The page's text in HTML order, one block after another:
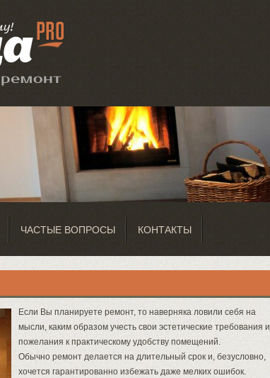
ЧАСТЫЕ ВОПРОСЫ КОНТАКТЫ
Если Вы планируете ремонт, то наверняка ловили себя на
мысли, каким образом учесть свои эстетические требования и
пожелания к практическому удобству помещений.
Обычно ремонт делается на длительный срок и, безусловно,
хочется гарантированно избежать даже мелких ошибок.